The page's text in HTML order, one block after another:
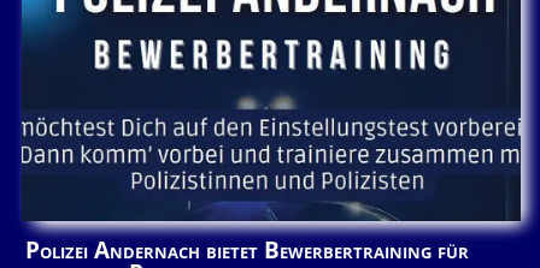
Polizei Andernach bietet Bewerbertraining für